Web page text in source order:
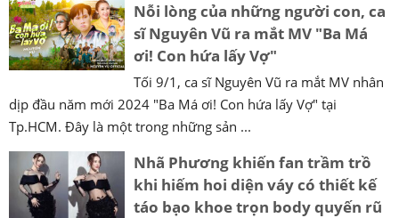
Nỗi lòng của những người con, ca
sĩ Nguyên Vũ ra mắt MV "Ba Má
ơi! Con hứa lấy Vợ"
Tối 9/1, ca sĩ Nguyên Vũ ra mắt MV nhân
dịp đầu năm mới 2024 "Ba Má ơi! Con hứa lấy Vợ" tại
Tp.HCM. Đây là một trong những sản ...
Nhã Phương khiến fan trầm trồ
khi hiếm hoi diện váy có thiết kế
táo bạo khoe trọn body quyến rũ